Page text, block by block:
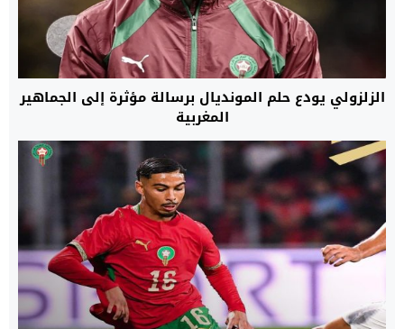
الزلزولي يودع حلم المونديال برسالة مؤثرة إلى الجماهير
المغربية